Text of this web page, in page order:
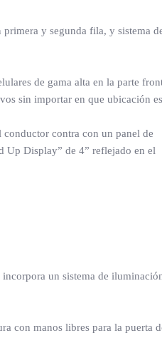
y segunda fila, y sistema
de gama alta en la parte
sin importar en que ubicación
conductor contra con un panel de
Up Display” de 4” reflejado en el
un sistema de
con manos libres para la puerta